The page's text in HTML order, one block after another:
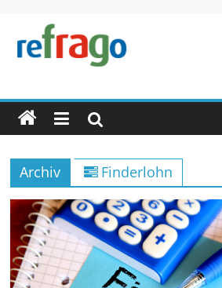
springen
refrago
Rechtsfragen
online
verständlich
erklärt
kostenlos
Archiv Finderlohn